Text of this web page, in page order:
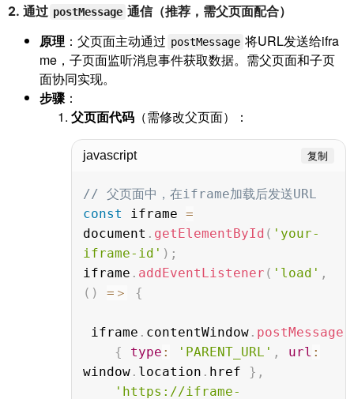
2. 通过 postMessage 通信（推荐，需父页面配合）
原理 ：父页面主动通过 postMessage 将URL发送给ifra
me，子页面监听消息事件获取数据。需父页面和子页
面协同实现。
步骤：
父页面代码 （需修改父页面）：
javascript 复制
// 父页面中，在iframe加载后发送URL
const
iframe =
document . getElementById ( 'your-
iframe-id' ) ;
iframe . addEventListener ( 'load' ,
( ) =＞ {
iframe . contentWindow . postMessage
{
type : 'PARENT_URL' , url :
window . location . href } ,
'https://iframe-